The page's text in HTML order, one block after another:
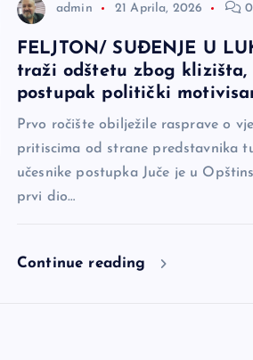
admin 21 Aprila, 2026
FELJTON/ SUĐENJE U
traži odštetu zbog
postupak politički
Prvo ročište obilježile rasprave o
pritiscima od strane predstavnika
učesnike postupka Juče je u
prvi dio…
Continue reading